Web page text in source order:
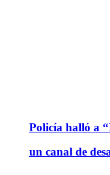
Policía halló a
un canal de